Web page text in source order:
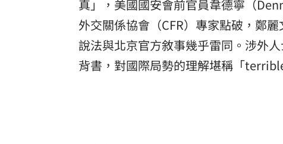
真」，美國國安會前官員韋德寧（
外交關係協會（CFR）專家點破，鄭
說法與北京官方敘事幾乎雷同。涉外
背書，對國際局勢的理解堪稱「